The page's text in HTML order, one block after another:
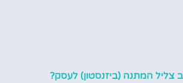
צליל המתנה (ביזנסטון) לעסק?